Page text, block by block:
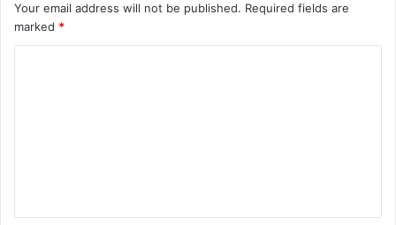
Your email address will not be published. Required fields are
marked *
t